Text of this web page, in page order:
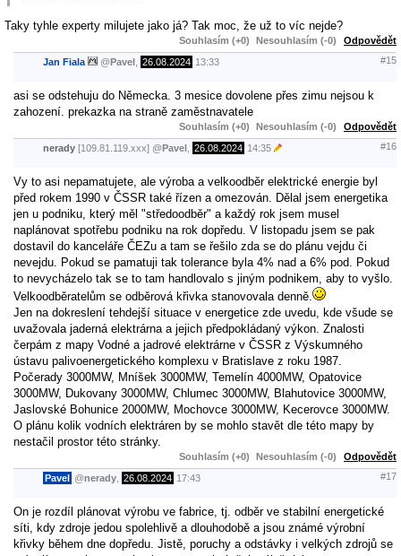
Taky tyhle experty milujete jako já? Tak moc, že už to víc nejde?
Souhlasím (+0) Nesouhlasím (-0) Odpovědět
Jan Fiala @Pavel 26.08.2024 13:33 #15
asi se odstehuju do Německa. 3 mesice dovolene přes zimu nejsou k
zahození. prekazka na straně zaměstnavatele
Souhlasím (+0) Nesouhlasím (-0) Odpovědět
nerady [109.81.119.xxx] @Pavel 26.08.2024 14:35 #16
Vy to asi nepamatujete, ale výroba a velkoodběr elektrické energie byl
před rokem 1990 v ČSSR také řízen a omezován. Dělal jsem energetika
jen u podniku, který měl "středoodběr" a každý rok jsem musel
naplánovat spotřebu podniku na rok dopředu. V listopadu jsem se pak
dostavil do kanceláře ČEZu a tam se řešilo zda se do plánu vejdu či
nevejdu. Pokud se pamatuji tak tolerance byla 4% nad a 6% pod. Pokud
to nevycházelo tak se to tam handlovalo s jiným podnikem, aby to vyšlo.
Velkoodběratelům se odběrová křivka stanovovala denně.
Jen na dokreslení tehdejší situace v energetice zde uvedu, kde všude se
uvažovala jaderná elektrárna a jejich předpokládaný výkon. Znalosti
čerpám z mapy Vodné a jadrové elektrárne v ČSSR z Výskumného
ústavu palivoenergetického komplexu v Bratislave z roku 1987.
Počerady 3000MW, Mníšek 3000MW, Temelín 4000MW, Opatovice
3000MW, Dukovany 3000MW, Chlumec 3000MW, Blahutovice 3000MW,
Jaslovské Bohunice 2000MW, Mochovce 3000MW, Kecerovce 3000MW.
O plánu kolik vodních elektráren by se mohlo stavět dle této mapy by
nestačil prostor této stránky.
Souhlasím (+0) Nesouhlasím (-0) Odpovědět
Pavel @nerady 26.08.2024 17:43 #17
On je rozdíl plánovat výrobu ve fabrice, tj. odběr ve stabilní energetické
síti, kdy zdroje jedou spolehlivě a dlouhodobě a jsou známé výrobní
křivky během dne dopředu. Jistě, poruchy a odstávky i velkých zdrojů se